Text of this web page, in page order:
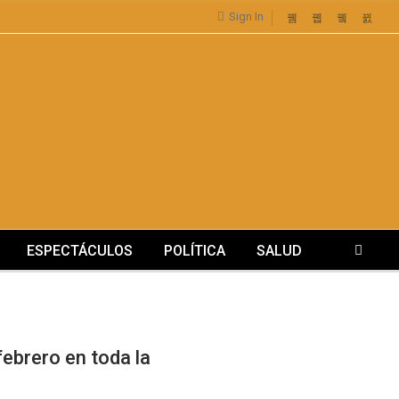
Sign In
ESPECTÁCULOS POLÍTICA SALUD
en toda la